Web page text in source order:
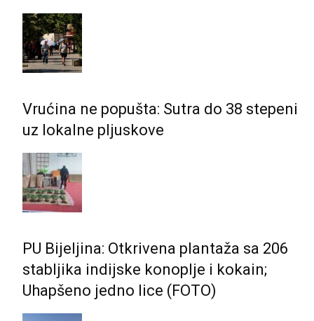
Vrućina ne popušta: Sutra do 38 stepeni
uz lokalne pljuskove
PU Bijeljina: Otkrivena plantaža sa 206
stabljika indijske konoplje i kokain;
Uhapšeno jedno lice (FOTO)